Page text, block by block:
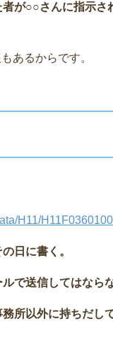
が○○さんに指示
あるからです。
H11/
日に書く。
で送信してはならな
所以外に持ちだし